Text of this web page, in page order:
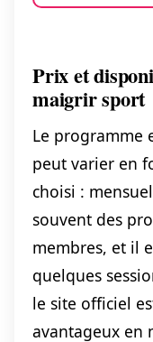
Prix et
maigrir sport
Le programme
peut varier en
choisi :
souvent des
membres, et il
quelques
le site officiel
avantageux en